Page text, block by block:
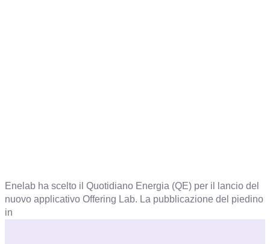
Enelab ha scelto il Quotidiano Energia (QE) per il lancio del
nuovo applicativo Offering Lab. La pubblicazione del piedino
in